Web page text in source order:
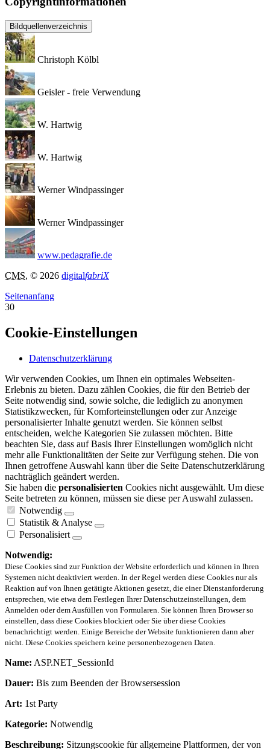
Bildquellenverzeichnis
Christoph Kölbl
Geisler - freie Verwendung
W. Hartwig
W. Hartwig
Werner Windpassinger
Werner Windpassinger
www.pedagrafie.de
CMS, © 2026 digitalfabriX
Seitenanfang
30
Cookie-Einstellungen
Datenschutzerklärung
Wir verwenden Cookies, um Ihnen ein optimales Webseiten-
Erlebnis zu bieten. Dazu zählen Cookies, die für den Betrieb der
Seite notwendig sind, sowie solche, die lediglich zu anonymen
Statistikzwecken, für Komforteinstellungen oder zur Anzeige
personalisierter Inhalte genutzt werden. Sie können selbst
entscheiden, welche Kategorien Sie zulassen möchten. Bitte
beachten Sie, dass auf Basis Ihrer Einstellungen womöglich nicht
mehr alle Funktionalitäten der Seite zur Verfügung stehen. Die von
Ihnen getroffene Auswahl kann über die Seite Datenschutzerklärung
nachträglich geändert werden.
Sie haben die personalisierten Cookies nicht ausgewählt. Um diese
Seite betreten zu können, müssen sie diese per Auswahl zulassen.
Notwendig
Statistik & Analyse
Personalisiert
Notwendig:
Diese Cookies sind zur Funktion der Website erforderlich und können in Ihren
Systemen nicht deaktiviert werden. In der Regel werden diese Cookies nur als
Reaktion auf von Ihnen getätigte Aktionen gesetzt, die einer Dienstanforderung
entsprechen, wie etwa dem Festlegen Ihrer Datenschutzeinstellungen, dem
Anmelden oder dem Ausfüllen von Formularen. Sie können Ihren Browser so
einstellen, dass diese Cookies blockiert oder Sie über diese Cookies
benachrichtigt werden. Einige Bereiche der Website funktionieren dann aber
nicht. Diese Cookies speichern keine personenbezogenen Daten.
Name: ASP.NET_SessionId
Dauer: Bis zum Beenden der Browsersession
Art: 1st Party
Kategorie: Notwendig
Beschreibung: Sitzungscookie für allgemeine Plattformen, der von